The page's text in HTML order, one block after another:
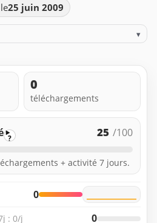
25 juin 2009
▾
0
téléchargements
? 25 /100
+ activité 7 jours.
0
: 0/j 0